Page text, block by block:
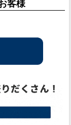
客様